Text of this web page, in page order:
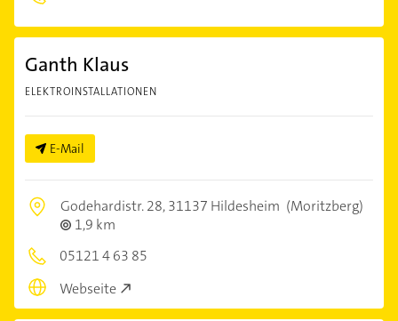
Ganth Klaus
ELEKTROINSTALLATIONEN
E-Mail
Godehardistr. 28,31137 Hildesheim (Moritzberg)
1,9 km
05121 4 63 85
Webseite